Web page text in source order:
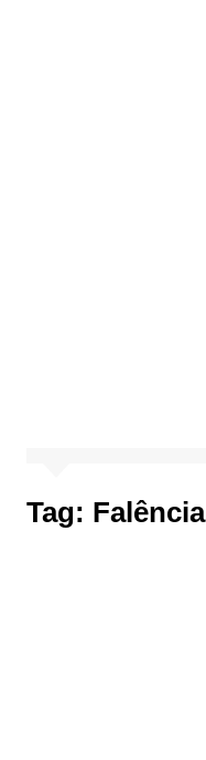
Tag: Falência